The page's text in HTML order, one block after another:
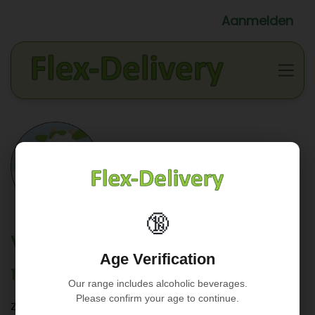
Aanmelden
Veelgestelde Vragen
1 Hoe werkt Flex-Delivery?
Zie pagina --> Hoe werkt het?
🔞
Age Verification
Our range includes alcoholic beverages.
Please confirm your age to continue.